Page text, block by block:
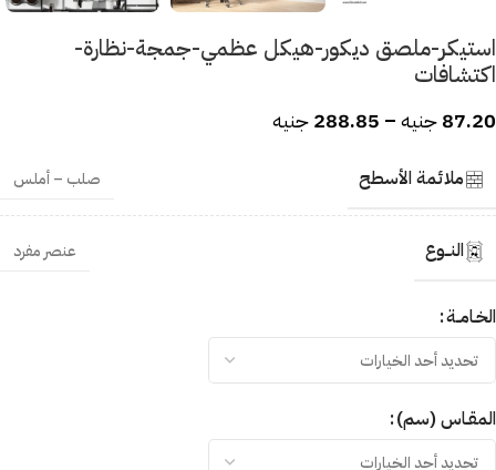
استيكر-ملصق ديكور-هيكل عظمي-جمجة-نظارة-
اكتشافات
87.20جنيه–
288.85جنيه
ملائمة الأسطح صلب – أملس
النــوع عنصر مفرد
الخـامــة
المقـاس (سم)